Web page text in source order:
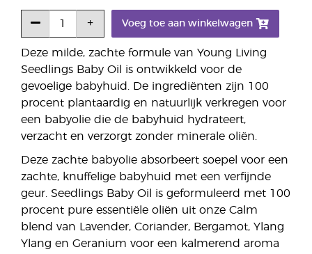
Deze milde, zachte formule van Young Living
Seedlings Baby Oil is ontwikkeld voor de
gevoelige babyhuid. De ingrediënten zijn 100
procent plantaardig en natuurlijk verkregen voor
een babyolie die de babyhuid hydrateert,
verzacht en verzorgt zonder minerale oliën.
Deze zachte babyolie absorbeert soepel voor een
zachte, knuffelige babyhuid met een verfijnde
geur. Seedlings Baby Oil is geformuleerd met 100
procent pure essentiële oliën uit onze Calm
blend van Lavender, Coriander, Bergamot, Ylang
Ylang en Geranium voor een kalmerend aroma
Voeg toe aan winkelwagen